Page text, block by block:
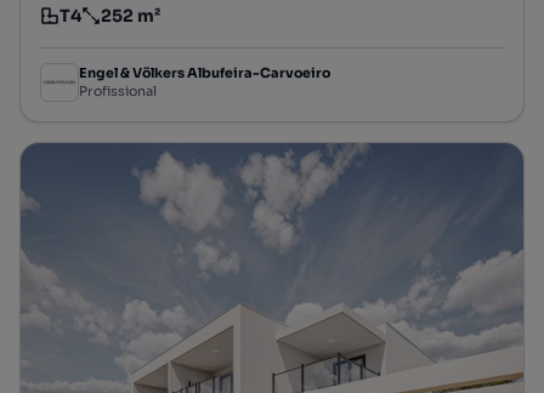
Tipologia
T4
Preço por metro quadrado
252 m²
Engel & Völkers Albufeira-Carvoeiro
Profissional